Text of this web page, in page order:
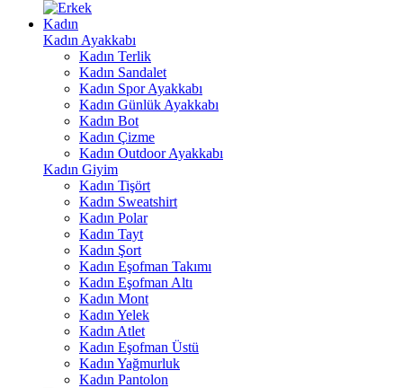
Kadın
Kadın Ayakkabı
Kadın Terlik
Kadın Sandalet
Kadın Spor Ayakkabı
Kadın Günlük Ayakkabı
Kadın Bot
Kadın Çizme
Kadın Outdoor Ayakkabı
Kadın Giyim
Kadın Tişört
Kadın Sweatshirt
Kadın Polar
Kadın Tayt
Kadın Şort
Kadın Eşofman Takımı
Kadın Eşofman Altı
Kadın Mont
Kadın Yelek
Kadın Atlet
Kadın Eşofman Üstü
Kadın Yağmurluk
Kadın Pantolon